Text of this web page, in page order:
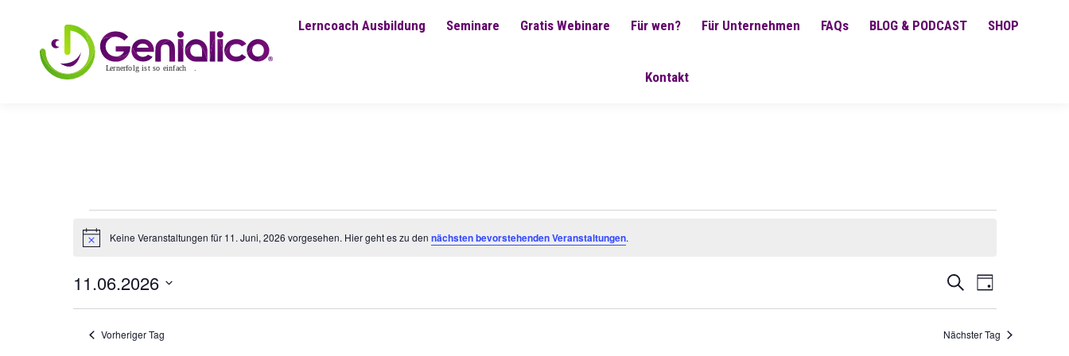
Lerncoach Ausbildung Seminare Gratis Webinare Für wen? Für Unternehmen FAQs BLOG & PODCAST SHOP
Kontakt
Veranstaltungen
für
11.
HinweisKeine Veranstaltungen für 11. Juni, 2026 vorgesehen. Hier geht es zu den nächsten bevorstehenden Veranstaltungen.
Such-
Suche
Ansichten-
Navigation
Tag
11.06.2026
Datum
Vorheriger Tag Nächster Tag